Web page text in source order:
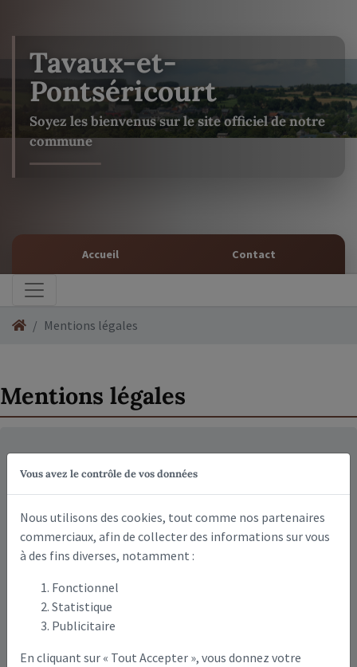
Vous avez le contrôle de vos données
Nous utilisons des cookies, tout comme nos partenaires
commerciaux, afin de collecter des informations sur vous
à des fins diverses, notamment :
Fonctionnel
Statistique
Publicitaire
En cliquant sur « Tout Accepter », vous donnez votre
Tavaux-et-
Pontséricourt
Soyez les bienvenus sur le site officiel de notre
commune
Accueil Contact
Mentions légales
Mentions légales
Le site internet www.commune-tavaux-et-
Pontséricourt:
Pontséricourt 02250 – France
: .
E-mail : contact@commune-tavaux-et-pontsericourt.fr